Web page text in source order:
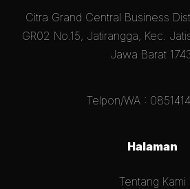
Citra Grand Central Business
GR02 No.15, Jatirangga, Kec.
Jawa Barat
Telpon/WA :
Halaman
Tentang Kami